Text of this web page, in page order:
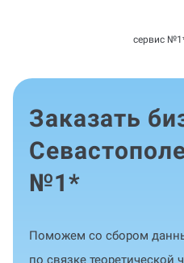
сервис №1
Заказать
№1*
Поможем со сбором
по связке теоретической